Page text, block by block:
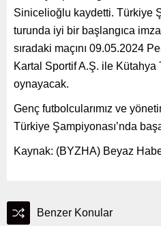
Sinicelioğlu kaydetti. Türkiye
turunda iyi bir başlangıca
sıradaki maçını 09.05.2024
Kartal Sportif A.Ş. ile Kütahya
oynayacak.
Genç futbolcularımız ve
Türkiye Şampiyonası’nda
Kaynak: (BYZHA) Beyaz
Benzer Konular